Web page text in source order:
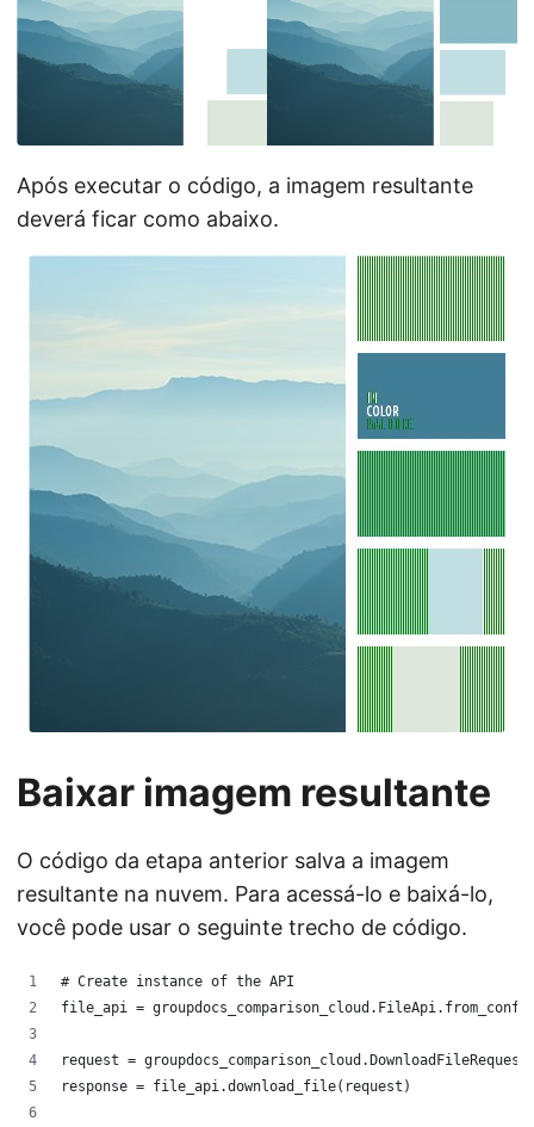
Após executar o código, a imagem resultante
deverá ficar como abaixo.
Baixar imagem resultante
O código da etapa anterior salva a imagem
resultante na nuvem. Para acessá-lo e baixá-lo,
você pode usar o seguinte trecho de código.
# Create instance of the API
file_api =
request =
response = file_api.download_file(request)